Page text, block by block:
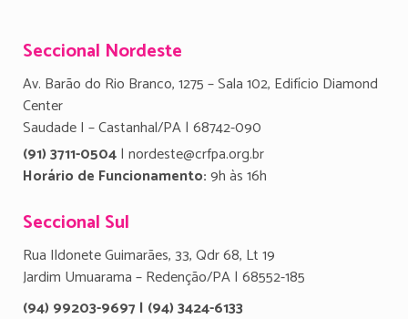
Seccional Nordeste
Av. Barão do Rio Branco, 1275 – Sala 102, Edifício Diamond
Center
Saudade I – Castanhal/PA | 68742-090
(91) 3711-0504| nordeste@crfpa.org.br
Horário de Funcionamento:9h às 16h
Seccional Sul
Rua Ildonete Guimarães, 33, Qdr 68, Lt 19
Jardim Umuarama – Redenção/PA | 68552-185
(94) 99203-9697 | (94) 3424-6133